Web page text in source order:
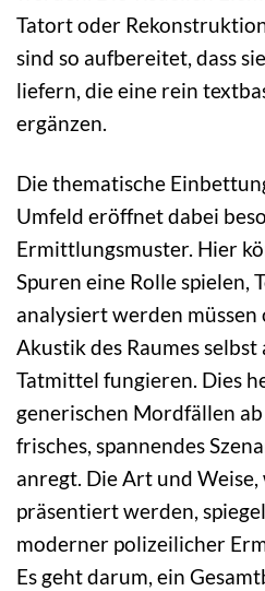
Tatort oder
sind so aufbereitet, dass
liefern, die eine rein
ergänzen.
Die thematische
Umfeld eröffnet dabei
Ermittlungsmuster. Hier
Spuren eine Rolle spielen,
analysiert werden
Akustik des Raumes
Tatmittel fungieren. Dies
generischen Mordfällen
frisches, spannendes
anregt. Die Art und
präsentiert werden,
moderner polizeilicher
Es geht darum, ein